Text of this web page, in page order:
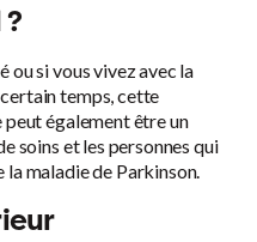
ou si vous vivez avec la
temps, cette
peut également être un
soins et les personnes qui
maladie de Parkinson.